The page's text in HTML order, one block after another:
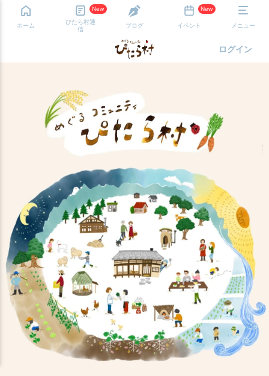
ホーム
New
ぴたら村通
信
ブログ
New
イベント メニュー
ログイン